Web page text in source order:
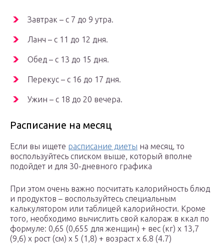
Завтрак – с 7 до 9 утра.
Ланч – с 11 до 12 дня.
Обед – с 13 до 15 дня.
Перекус – с 16 до 17 дня.
Ужин – с 18 до 20 вечера.
Расписание на месяц
Если вы ищете расписание диеты на месяц, то
воспользуйтесь списком выше, который вполне
подойдет и для 30-дневного графика
При этом очень важно посчитать калорийность блюд
и продуктов – воспользуйтесь специальным
калькулятором или таблицей калорийности. Кроме
того, необходимо вычислить свой калораж в ккал по
формуле: 0,65 (0,655 для женщин) + вес (кг) х 13,7
(9,6) х рост (см) х 5 (1,8) + возраст х 6.8 (4.7)